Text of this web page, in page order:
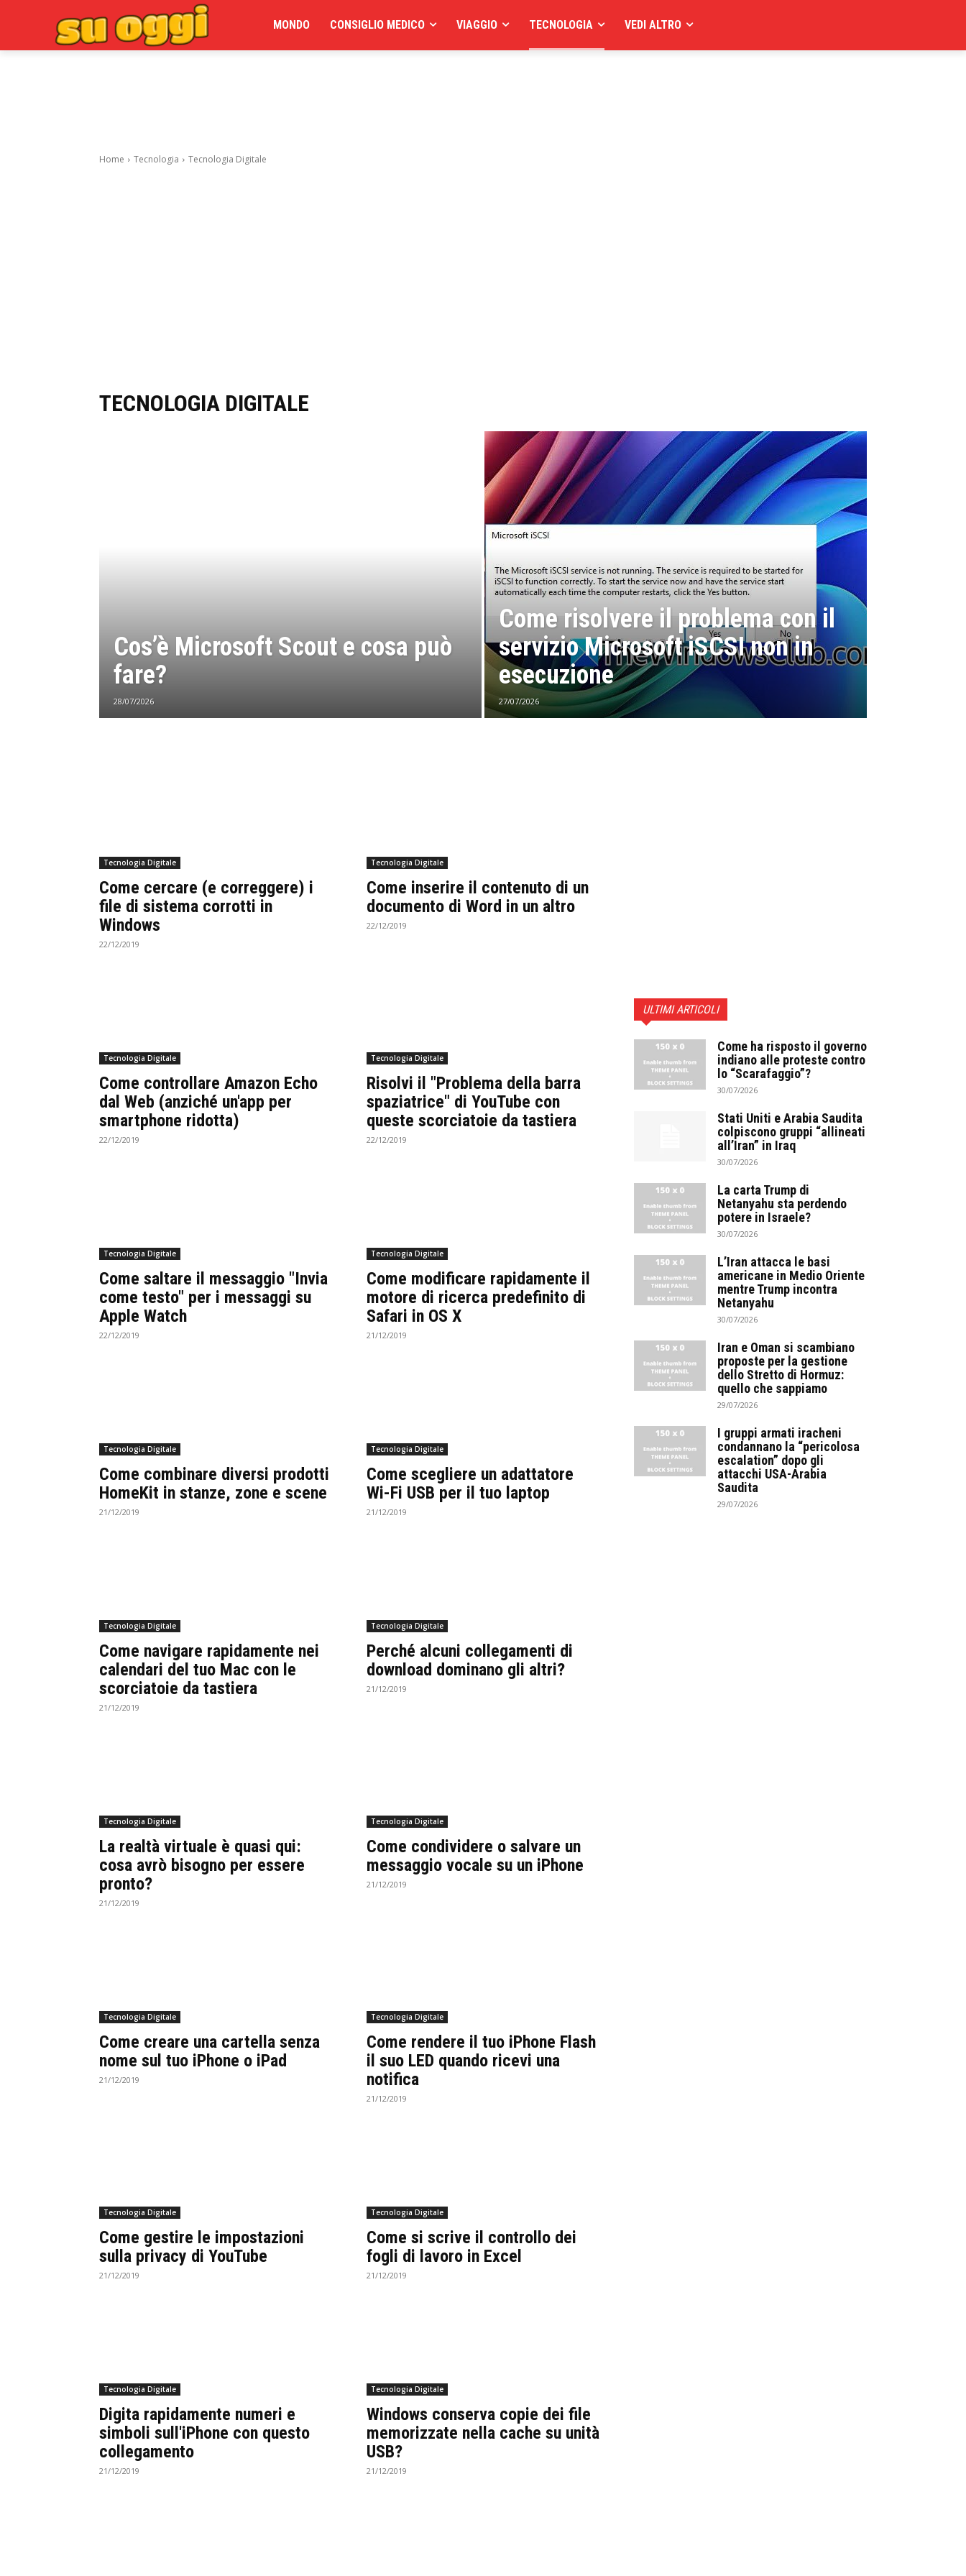
MONDO CONSIGLIO MEDICO VIAGGIO TECNOLOGIA VEDI ALTRO
Home Tecnologia Tecnologia Digitale
TECNOLOGIA DIGITALE
Cos’è Microsoft Scout e cosa può
fare?
28/07/2026
Come risolvere il problema con il
servizio Microsoft iSCSI non in
esecuzione
27/07/2026
Tecnologia Digitale
Come cercare (e correggere) i
file di sistema corrotti in
Windows
22/12/2019
Tecnologia Digitale
Come inserire il contenuto di un
documento di Word in un altro
22/12/2019
Tecnologia Digitale
Come controllare Amazon Echo
dal Web (anziché un'app per
smartphone ridotta)
22/12/2019
Tecnologia Digitale
Risolvi il "Problema della barra
spaziatrice" di YouTube con
queste scorciatoie da tastiera
22/12/2019
Tecnologia Digitale
Come saltare il messaggio "Invia
come testo" per i messaggi su
Apple Watch
22/12/2019
Tecnologia Digitale
Come modificare rapidamente il
motore di ricerca predefinito di
Safari in OS X
21/12/2019
Tecnologia Digitale
Come combinare diversi prodotti
HomeKit in stanze, zone e scene
21/12/2019
Tecnologia Digitale
Come scegliere un adattatore
Wi-Fi USB per il tuo laptop
21/12/2019
Tecnologia Digitale
Come navigare rapidamente nei
calendari del tuo Mac con le
scorciatoie da tastiera
21/12/2019
Tecnologia Digitale
Perché alcuni collegamenti di
download dominano gli altri?
21/12/2019
Tecnologia Digitale
La realtà virtuale è quasi qui:
cosa avrò bisogno per essere
pronto?
21/12/2019
Tecnologia Digitale
Come condividere o salvare un
messaggio vocale su un iPhone
21/12/2019
Tecnologia Digitale
Come creare una cartella senza
nome sul tuo iPhone o iPad
21/12/2019
Tecnologia Digitale
Come rendere il tuo iPhone Flash
il suo LED quando ricevi una
notifica
21/12/2019
Tecnologia Digitale
Come gestire le impostazioni
sulla privacy di YouTube
21/12/2019
Tecnologia Digitale
Come si scrive il controllo dei
fogli di lavoro in Excel
21/12/2019
Tecnologia Digitale
Digita rapidamente numeri e
simboli sull'iPhone con questo
collegamento
21/12/2019
Tecnologia Digitale
Windows conserva copie dei file
memorizzate nella cache su unità
USB?
21/12/2019
ULTIMI ARTICOLI
Come ha risposto il governo
indiano alle proteste contro
lo “Scarafaggio”?
30/07/2026
Stati Uniti e Arabia Saudita
colpiscono gruppi “allineati
all’Iran” in Iraq
30/07/2026
La carta Trump di
Netanyahu sta perdendo
potere in Israele?
30/07/2026
L’Iran attacca le basi
americane in Medio Oriente
mentre Trump incontra
Netanyahu
30/07/2026
Iran e Oman si scambiano
proposte per la gestione
dello Stretto di Hormuz:
quello che sappiamo
29/07/2026
I gruppi armati iracheni
condannano la “pericolosa
escalation” dopo gli
attacchi USA-Arabia
Saudita
29/07/2026